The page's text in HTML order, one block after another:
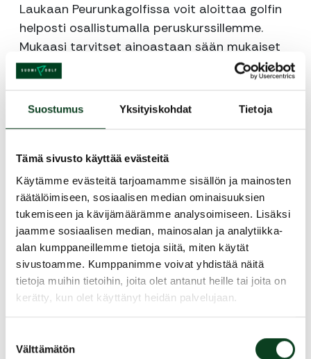
Suostumus Yksityiskohdat Tietoja
Tämä sivusto käyttää evästeitä
Käytämme evästeitä tarjoamamme sisällön ja mainosten
räätälöimiseen, sosiaalisen median ominaisuuksien
tukemiseen ja kävijämäärämme analysoimiseen. Lisäksi
jaamme sosiaalisen median, mainosalan ja analytiikka-
alan kumppaneillemme tietoja siitä, miten käytät
sivustoamme. Kumppanimme voivat yhdistää näitä
tietoja muihin tietoihin, joita olet antanut heille tai joita on
kerätty, kun olet käyttänyt heidän palvelujaan.
valinta
Välttämätön
Laukaan Peurunkagolfissa voit aloittaa golfin
helposti osallistumalla peruskurssillemme.
Mukaasi tarvitset ainoastaan sään mukaiset
ulkoiluvaatteet!
Kurssin kesto on 4 tuntia jonka aikana käymme
läpi kaikki golfin peruslyönnit, sekä golfin
sääntöjä. Käymme myös pelaamassa Par 3 –
harjoituskentällä. Pelaamisen yhteydessä
Kurssin sisältö:
1,5 h Lyöntitekniikat ja perusteet
1,5 h Lähipeli
1,5 h Pelaaminen + säännöt + green card
Jaa kurssi kaverille